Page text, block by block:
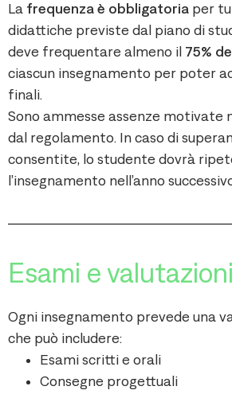
La frequenza è obbligatoria per
didattiche previste dal piano di
deve frequentare almeno il 75%
ciascun insegnamento per poter
finali.
Sono ammesse assenze motivate
dal regolamento. In caso di
consentite, lo studente dovrà
l’insegnamento nell’anno
Esami e valutazioni
Ogni insegnamento prevede una
che può includere:
Esami scritti e orali
Consegne progettuali